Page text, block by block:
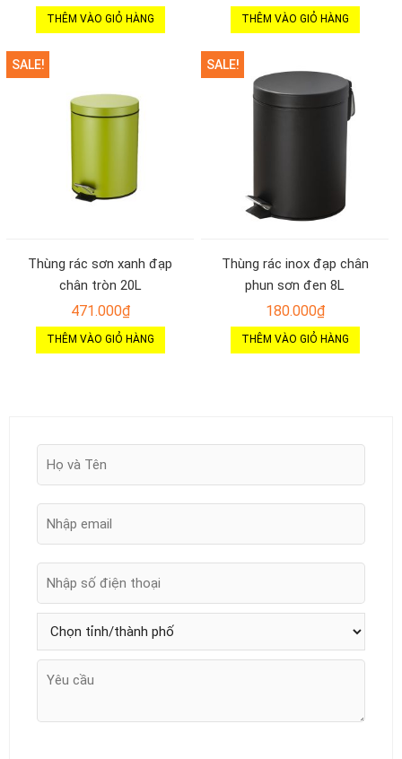
THÊM VÀO GIỎ HÀNG THÊM VÀO GIỎ HÀNG
SALE!
Thùng rác sơn xanh đạp
chân tròn 20L
471.000₫
THÊM VÀO GIỎ HÀNG
SALE!
Thùng rác inox đạp chân
phun sơn đen 8L
180.000₫
THÊM VÀO GIỎ HÀNG